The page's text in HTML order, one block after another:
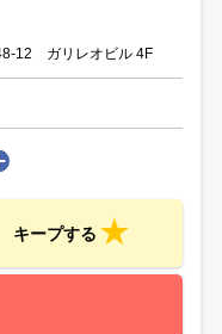
12 ガリレオビル 4F
キープする